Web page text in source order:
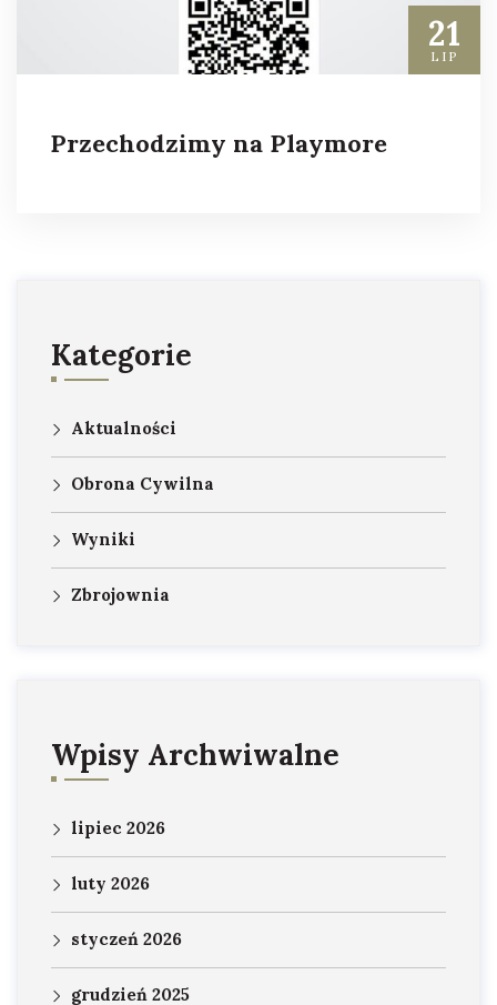
21
LIP
Przechodzimy na Playmore
Kategorie
Aktualności
Obrona Cywilna
Wyniki
Zbrojownia
Wpisy Archwiwalne
lipiec 2026
luty 2026
styczeń 2026
grudzień 2025